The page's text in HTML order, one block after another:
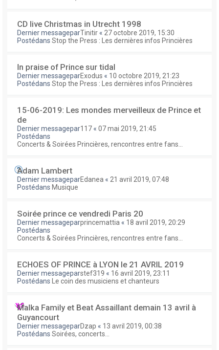
CD live Christmas in Utrecht 1998
Dernier messageparTinitir « 27 octobre 2019, 15:30
Postédans Stop the Press : Les dernières infos Princières
In praise of Prince sur tidal
Dernier messageparExodus « 10 octobre 2019, 21:23
Postédans Stop the Press : Les dernières infos Princières
15-06-2019: Les mondes merveilleux de Prince et
de
Dernier messagepar117 « 07 mai 2019, 21:45
Postédans
Concerts & Soirées Princières, rencontres entre fans...
Adam Lambert
Dernier messageparEdanea « 21 avril 2019, 07:48
Postédans Musique
Soirée prince ce vendredi Paris 20
Dernier messageparprincemattia « 18 avril 2019, 20:29
Postédans
Concerts & Soirées Princières, rencontres entre fans...
ECHOES OF PRINCE à LYON le 21 AVRIL 2019
Dernier messageparstef319 « 16 avril 2019, 23:11
Postédans
Le coin des musiciens et chanteurs
Malka Family et Beat Assaillant demain 13 avril à
Guyancourt
Dernier messageparDzap « 13 avril 2019, 00:38
Postédans Soirées, concerts...